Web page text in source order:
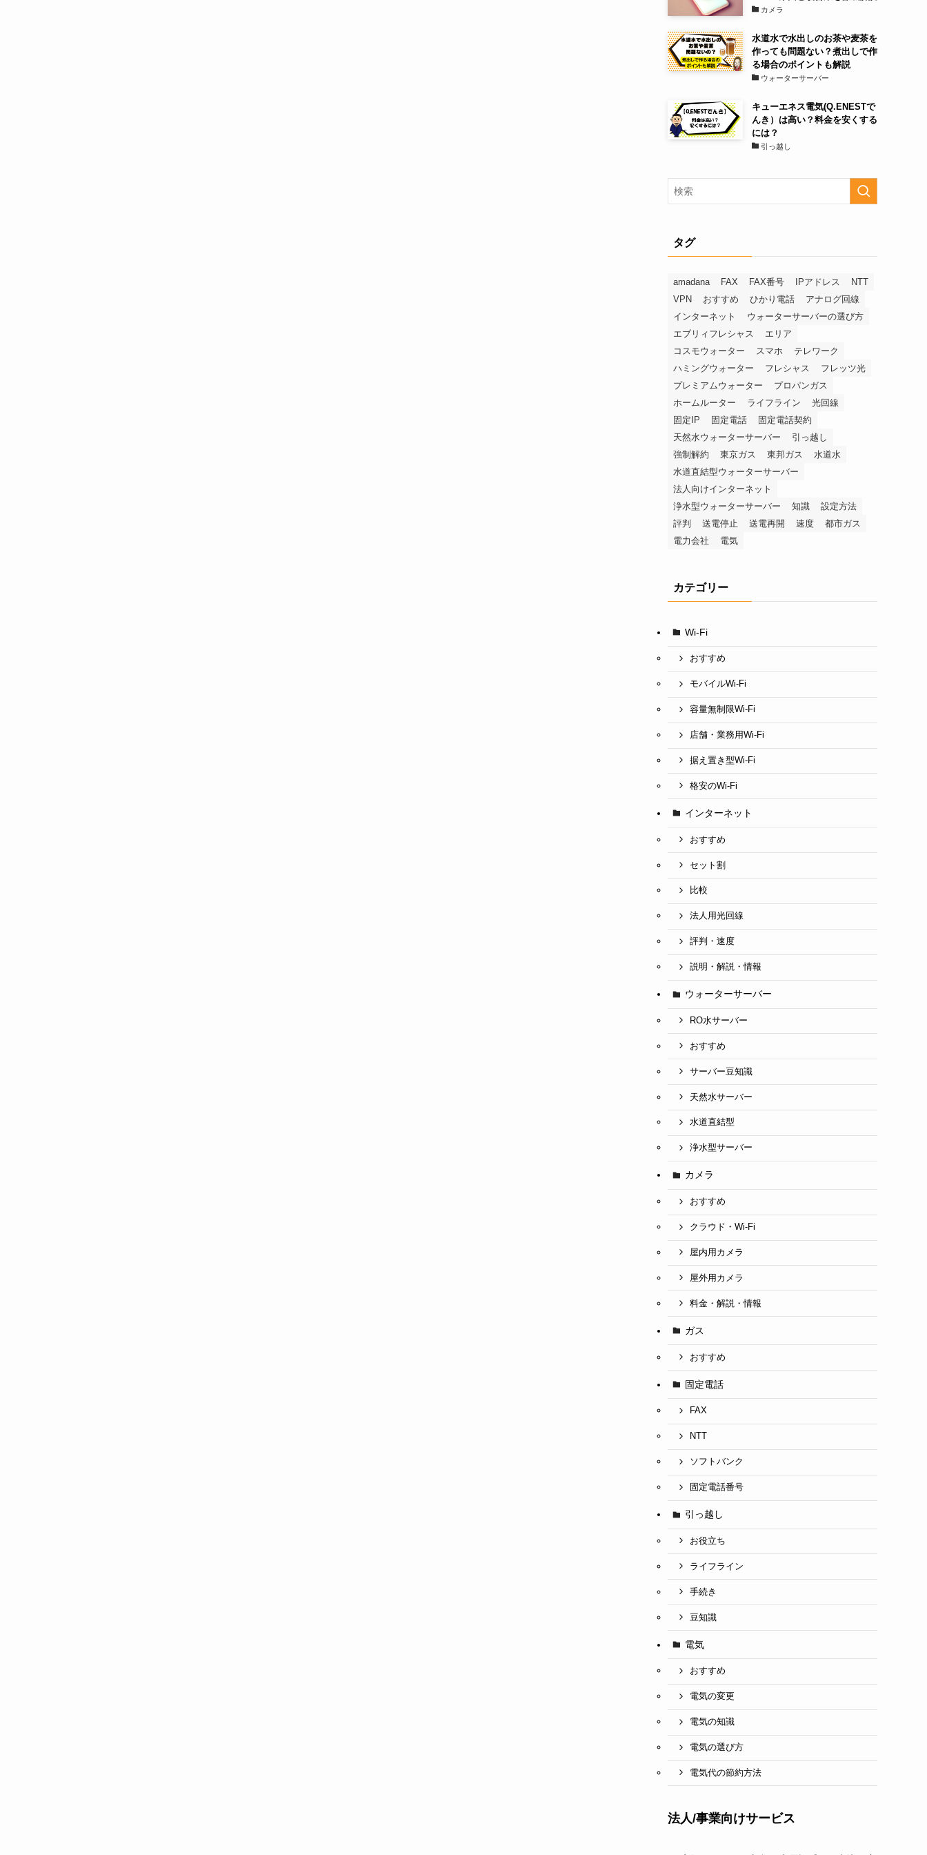
カメラ
水道水で水出しのお茶や麦茶を
作っても問題ない？煮出しで作
る場合のポイントも解説
ウォーターサーバー
キューエネス電気(Q.ENESTで
んき）は高い？料金を安くする
には？
引っ越し
タグ
amadana FAX FAX番号 IPアドレス
NTT
VPN
おすすめ ひかり電話
アナログ回線
インターネット
ウォーターサーバーの選び方
エブリィフレシャス
エリア
コスモウォーター
スマホ
テレワーク
ハミングウォーター
フレシャス
フレッツ光
プレミアムウォーター
プロパンガス
ホームルーター
ライフライン
光回線
固定IP
固定電話
固定電話契約
天然水ウォーターサーバー
引っ越し
強制解約
東京ガス 東邦ガス
水道水
水道直結型ウォーターサーバー
法人向けインターネット
浄水型ウォーターサーバー
知識
設定方法
評判
送電停止 送電再開 速度
都市ガス
電力会社
電気
カテゴリー
Wi-Fi
おすすめ
モバイルWi-Fi
容量無制限Wi-Fi
店舗・業務用Wi-Fi
据え置き型Wi-Fi
格安のWi-Fi
インターネット
おすすめ
セット割
比較
法人用光回線
評判・速度
説明・解説・情報
ウォーターサーバー
RO水サーバー
おすすめ
サーバー豆知識
天然水サーバー
水道直結型
浄水型サーバー
カメラ
おすすめ
クラウド・Wi-Fi
屋内用カメラ
屋外用カメラ
料金・解説・情報
ガス
おすすめ
固定電話
FAX
NTT
ソフトバンク
固定電話番号
引っ越し
お役立ち
ライフライン
手続き
豆知識
電気
おすすめ
電気の変更
電気の知識
電気の選び方
電気代の節約方法
法人/事業向けサービス